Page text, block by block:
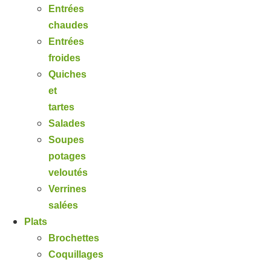
Entrées
chaudes
Entrées
froides
Quiches
et
tartes
Salades
Soupes
potages
veloutés
Verrines
salées
Plats
Brochettes
Coquillages